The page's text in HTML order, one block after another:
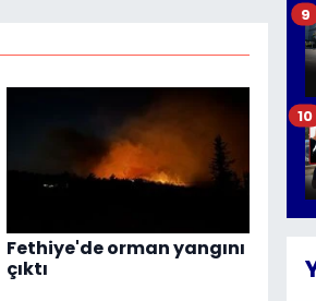
Fethiye'de orman yangını
çıktı
9
10